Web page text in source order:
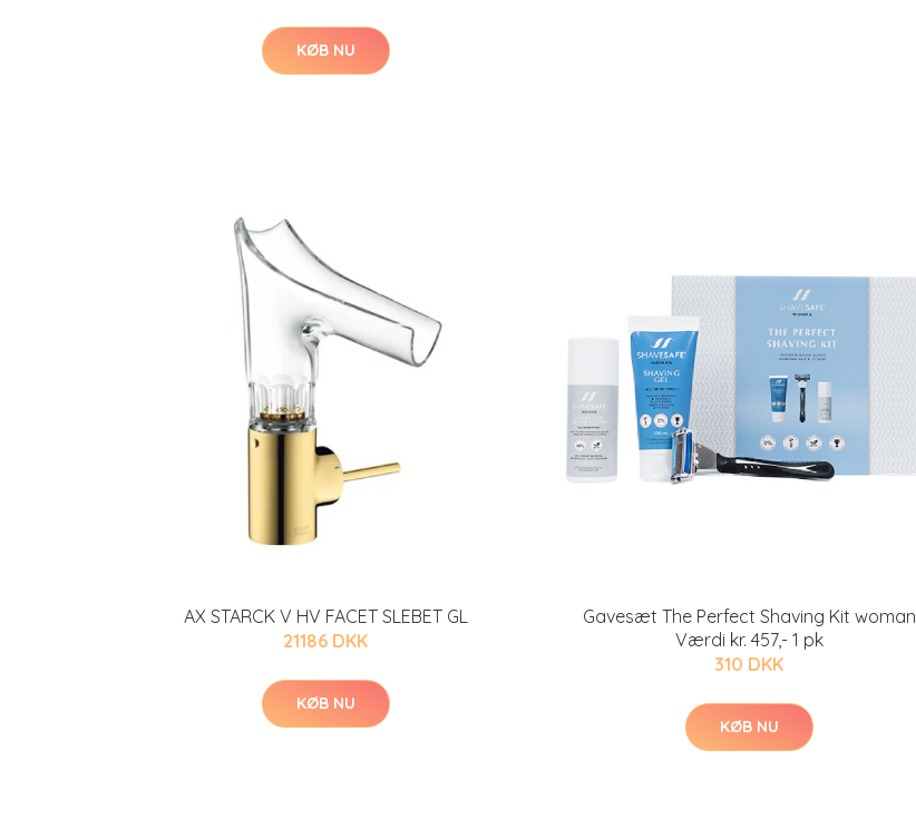
KØB NU
AX STARCK V HV FACET SLEBET GL
21186 DKK
KØB NU
Gavesæt The Perfect Shaving Kit woman
Værdi kr. 457,- 1 pk
310 DKK
KØB NU